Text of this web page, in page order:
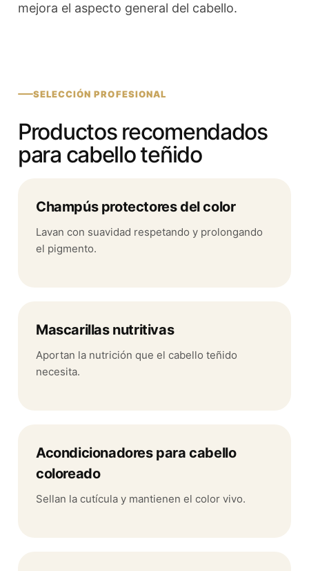
mejora el aspecto general del cabello.
SELECCIÓN PROFESIONAL
Productos recomendados
para cabello teñido
Champús protectores del color
Lavan con suavidad respetando y prolongando
el pigmento.
Mascarillas nutritivas
Aportan la nutrición que el cabello teñido
necesita.
Acondicionadores para cabello
coloreado
Sellan la cutícula y mantienen el color vivo.